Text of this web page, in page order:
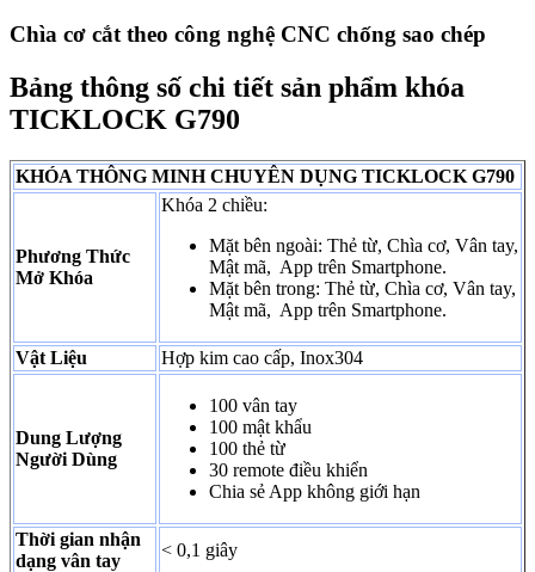
Chìa cơ cắt theo công nghệ CNC chống sao chép
Bảng thông số chi tiết sản phẩm khóa
TICKLOCK G790
KHÓA THÔNG MINH CHUYÊN DỤNG TICKLOCK G790
Phương Thức
Mở Khóa
Khóa 2 chiều:
Mặt bên ngoài: Thẻ từ, Chìa cơ, Vân tay,
Mật mã, App trên Smartphone.
Mặt bên trong: Thẻ từ, Chìa cơ, Vân tay,
Mật mã, App trên Smartphone.
Vật Liệu Hợp kim cao cấp, Inox304
Dung Lượng
Người Dùng
100 vân tay
100 mật khẩu
100 thẻ từ
30 remote điều khiển
Chia sẻ App không giới hạn
Thời gian nhận
dạng vân tay
< 0,1 giây